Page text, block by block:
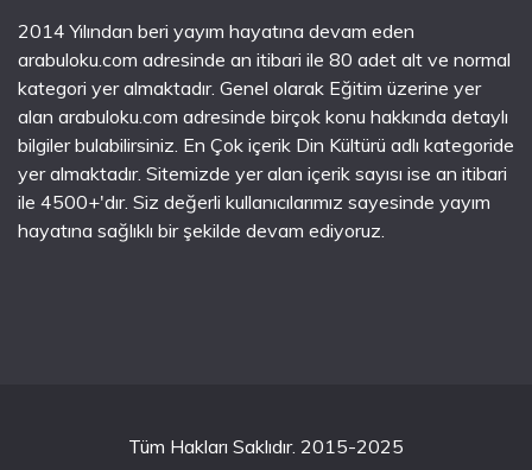
2014 Yılından beri yayım hayatına devam eden
arabuloku.com adresinde an itibari ile 80 adet alt ve normal
kategori yer almaktadır. Genel olarak Eğitim üzerine yer
alan arabuloku.com adresinde birçok konu hakkında detaylı
bilgiler bulabilirsiniz. En Çok içerik Din Kültürü adlı kategoride
yer almaktadır. Sitemizde yer alan içerik sayısı ise an itibari
ile 4500+'dır. Siz değerli kullanıcılarımız sayesinde yayım
hayatına sağlıklı bir şekilde devam ediyoruz.
Tüm Hakları Saklıdır. 2015-2025